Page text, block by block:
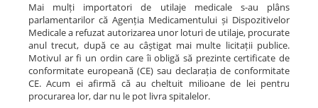
Mai mulți importatori de utilaje medicale s-au plâns
parlamentarilor că Agenția Medicamentului și Dispozitivelor
Medicale a refuzat autorizarea unor loturi de utilaje, procurate
anul trecut, după ce au câștigat mai multe licitații publice.
Motivul ar fi un ordin care îi obligă să prezinte certificate de
conformitate europeană (CE) sau declarația de conformitate
CE. Acum ei afirmă că au cheltuit milioane de lei pentru
procurarea lor, dar nu le pot livra spitalelor.